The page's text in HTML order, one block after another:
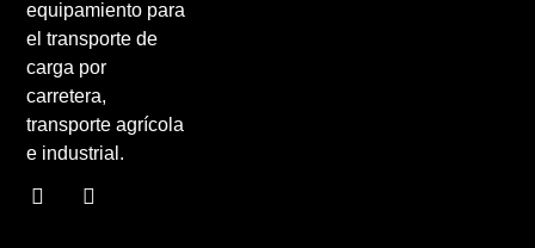
equipamiento para
el transporte de
carga por
carretera,
transporte agrícola
e industrial.